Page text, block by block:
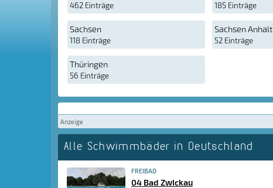
462 Einträge 185 Einträge
Sachsen
118 Einträge
Sachsen Anhalt
52 Einträge
Thüringen
56 Einträge
Anzeige
Alle Schwimmbäder in Deutschland
FREIBAD
04 Bad Zwickau